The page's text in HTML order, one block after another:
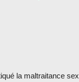
la maltraitance